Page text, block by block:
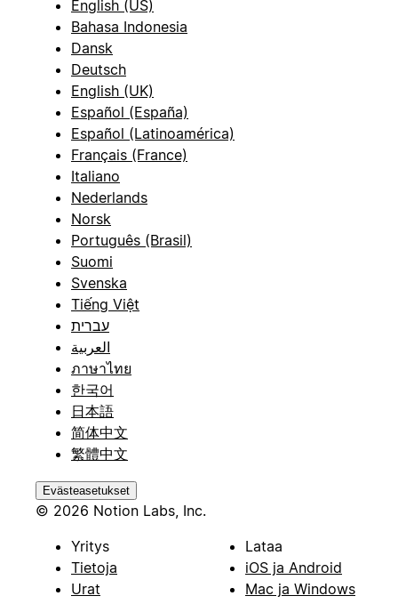
English (US)
Bahasa Indonesia
Dansk
Deutsch
English (UK)
Español (España)
Español (Latinoamérica)
Français (France)
Italiano
Nederlands
Norsk
Português (Brasil)
Suomi
Svenska
Tiếng Việt
עברית
العربية
ภาษาไทย
한국어
日本語
简体中文
繁體中文
Evästeasetukset
© 2026 Notion Labs, Inc.
Yritys
Tietoja
Urat
Lataa
iOS ja Android
Mac ja Windows